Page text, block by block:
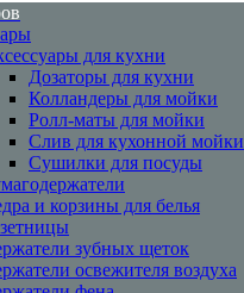
для кухни
Дозаторы для кухни
Колландеры для мойки
Ролл-маты для мойки
Слив для кухонной мойки
Сушилки для посуды
и корзины для белья
зубных щеток
освежителя воздуха